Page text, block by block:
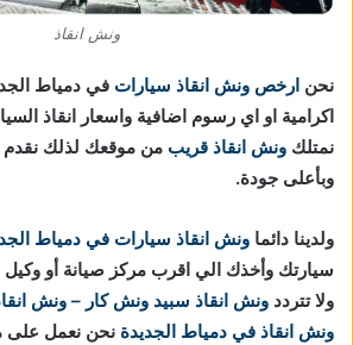
ونش انقاذ
نحن ارخص ونش انقاذ سيارات في دمياط
اكرامية او اي رسوم اضافية واسعار انقاذ
نمتلك ونش انقاذ قريب من موقعك لذلك نقدم
وبأعلى جودة.
ولدينا دائما ونش انقاذ سيارات في دمياط
سيارتك وأخذك الي اقرب مركز صيانة أو وكيل
ولا تتردد ونش انقاذ سبيد ونش كار – ونش
ونش انقاذ في دمياط الجديدة نحن نعمل على